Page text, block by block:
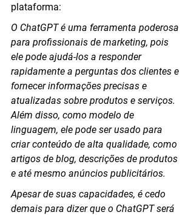
plataforma:
O ChatGPT é uma ferramenta poderosa
para profissionais de marketing, pois
ele pode ajudá-los a responder
rapidamente a perguntas dos clientes e
fornecer informações precisas e
atualizadas sobre produtos e serviços.
Além disso, como modelo de
linguagem, ele pode ser usado para
criar conteúdo de alta qualidade, como
artigos de blog, descrições de produtos
e até mesmo anúncios publicitários.
Apesar de suas capacidades, é cedo
demais para dizer que o ChatGPT será